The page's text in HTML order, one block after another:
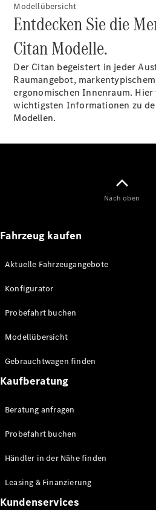
Marco Polo
Konfigurator
Mercedes-
Benz Store
V-Klasse
Konfigurator
Benz Store
Alle
eSprinter
eSprinter
eSprinter
Konfigurator
Benz Store
eVito
Modellübersicht
Entdecken Sie die
Citan Modelle.
Der Citan begeistert in jeder
Raumangebot,
ergonomischen Innenraum.
wichtigsten Informationen zu
Modellen.
Nach oben
Fahrzeug kaufen
Aktuelle Fahrzeugangebote
Konfigurator
Probefahrt buchen
Modellübersicht
Gebrauchtwagen finden
Kaufberatung
Beratung anfragen
Probefahrt buchen
Händler in der Nähe finden
Leasing & Finanzierung
Kundenservices